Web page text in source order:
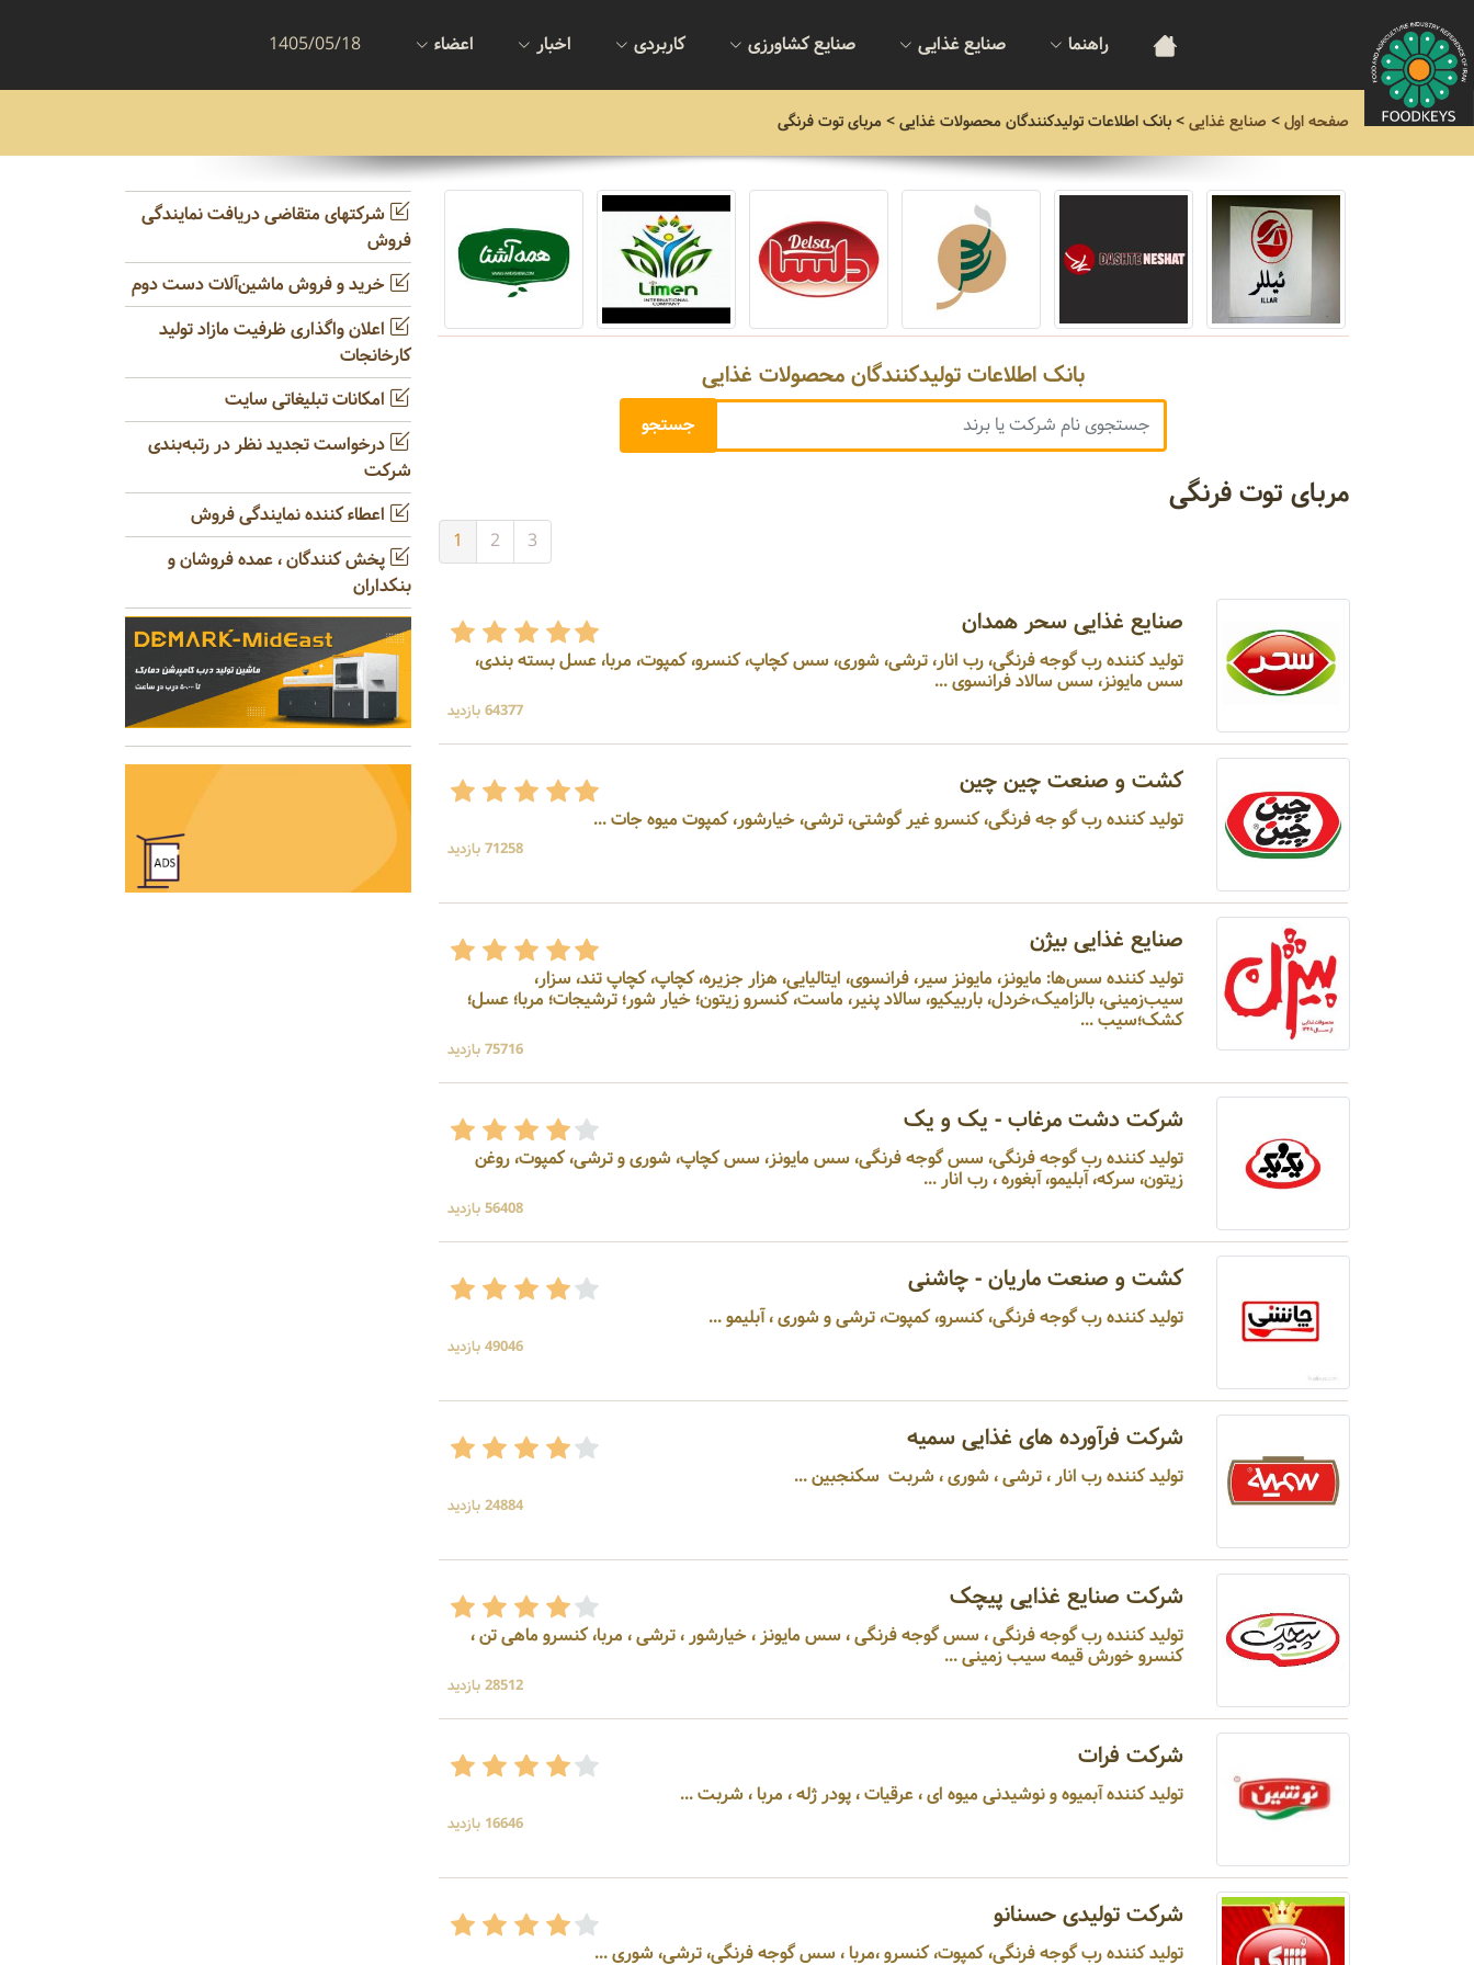
راهنما صنایع غذایی صنایع کشاورزی کاربردی اخبار اعضاء 1405/05/18
صفحه اول> صنایع غذایی>بانک اطلاعات تولیدکنندگان محصولات غذایی> مربای توت فرنگی
بانک اطلاعات تولیدکنندگان محصولات غذایی
مربای توت فرنگی
1 2 3
صنایع غذایی سحر همدان
تولید کننده رب گوجه فرنگی، رب انار، ترشی، شوری، سس کچاپ، کنسرو، کمپوت، مربا، عسل بسته بندی،
سس مایونز، سس سالاد فرانسوی ...
64377 بازدید
کشت و صنعت چین چین
تولید کننده رب گو جه فرنگی، کنسرو غیر گوشتی، ترشی، خیارشور، کمپوت میوه جات ...
71258 بازدید
صنایع غذایی بیژن
تولید کننده سس‌ها: مایونز، مایونز سیر، فرانسوی، ایتالیایی، هزار جزیره، کچاپ، کچاپ تند، سزار،
سیب‌زمینی، بالزامیک،خردل، باربیکیو، سالاد پنیر، ماست، کنسرو زیتون؛ خیار شور؛ ترشیجات؛ مربا؛ عسل؛
کشک؛سیب ...
75716 بازدید
شرکت دشت مرغاب - یک و یک
تولید کننده رب گوجه فرنگی، سس گوجه فرنگی، سس مایونز، سس کچاپ، شوری و ترشی، کمپوت، روغن
زیتون، سرکه، آبلیمو، آبغوره ، رب انار ...
56408 بازدید
کشت و صنعت ماریان - چاشنی
تولید کننده رب گوجه فرنگی، کنسرو، کمپوت، ترشی و شوری ، آبلیمو ...
49046 بازدید
شرکت فرآورده های غذایی سمیه
تولید کننده رب انار ، ترشی ، شوری ، شربت سکنجبین ...
24884 بازدید
شرکت صنایع غذایی پیچک
تولید کننده رب گوجه فرنگی ، سس گوجه فرنگی ، سس مایونز ، خیارشور ، ترشی ، مربا، کنسرو ماهی تن ،
کنسرو خورش قیمه سیب زمینی ...
28512 بازدید
شرکت فرات
تولید کننده آبمیوه و نوشیدنی میوه ای ، عرقیات ، پودر ژله ، مربا ، شربت ...
16646 بازدید
شرکت تولیدی حسنانو
تولید کننده رب گوجه فرنگی، کمپوت، کنسرو ،مربا ، سس گوجه فرنگی، ترشی، شوری ...
شرکتهای متقاضی دریافت نمایندگی
فروش
خرید و فروش ماشین‌آلات دست دوم
اعلان واگذاری ظرفیت مازاد تولید
کارخانجات
امکانات تبلیغاتی سایت
درخواست تجدید نظر در رتبه‌بندی
شرکت
اعطاء کننده نمایندگی فروش
پخش کنندگان ، عمده فروشان و
بنکداران